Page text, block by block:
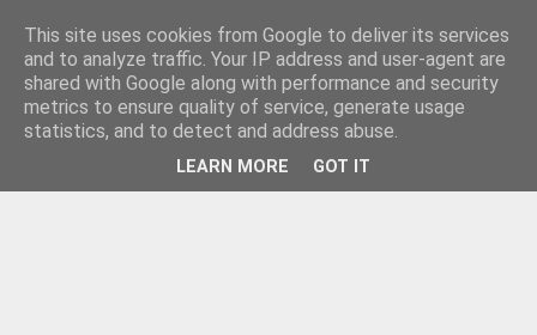
This site uses cookies from Google to deliver its services
and to analyze traffic. Your IP address and user-agent are
shared with Google along with performance and security
metrics to ensure quality of service, generate usage
statistics, and to detect and address abuse.
LEARN MORE GOT IT